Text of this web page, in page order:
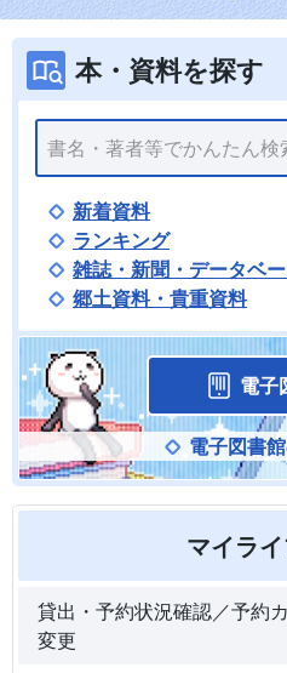
本・資料を探す
新着資料
ランキング
雑誌・新聞・データベ
郷土資料・貴重資料
電子
電子図書
マイラ
貸出・予約状況確認／予約
変更